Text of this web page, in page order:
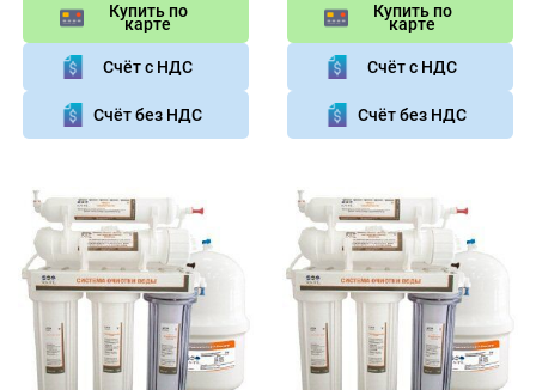
Купить по
карте
Счёт с НДС
Счёт без НДС
Купить по
карте
Счёт с НДС
Счёт без НДС